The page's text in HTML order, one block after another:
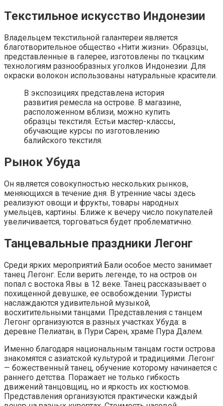
Текстильное искусство Индонезии
Владельцем текстильной галантереи является
благотворительное общество «Нити жизни». Образцы,
представленные в галерее, изготовлены по ткацким
технологиям разнообразных уголков Индонезии. Для
окраски волокон использованы натуральные красители.
В экспозициях представлена история
развития ремесла на острове. В магазине,
расположенном вблизи, можно купить
образцы текстиля. Естьи мастер-классы,
обучающие курсы по изготовлению
балийского текстиля.
Рынок Убуда
Он является совокупностью нескольких рынков,
меняющихся в течение дня. В утренние часы здесь
реализуют овощи и фрукты, товары народных
умельцев, картины. Ближе к вечеру число покупателей
увеличивается, торговаться будет проблематично.
Танцевальные праздники Легонг
Среди ярких мероприятий Бали особое место занимает
танец Легонг. Если верить легенде, то на остров он
попал с востока Явы в 12 веке. Танец рассказывает о
похищенной девушке, ее освобождении. Туристы
наслаждаются удивительной музыкой,
восхитительными танцами. Представления с танцем
Легонг организуются в разных участках Убуда: в
деревне Пелиатан, в Пури Сарен, храме Пура Далем.
Именно благодаря национальным танцам гости острова
знакомятся с азиатской культурой и традициями. Легонг
— божественный танец, обучение которому начинается с
раннего детства. Поражает не только гибкость
движений танцовщиц, но и яркость их костюмов.
Представления организуются практически каждый